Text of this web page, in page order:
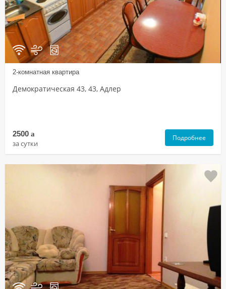
2-комнатная квартира
Демократическая 43, 43, Адлер
2500 a
за сутки
Подробнее